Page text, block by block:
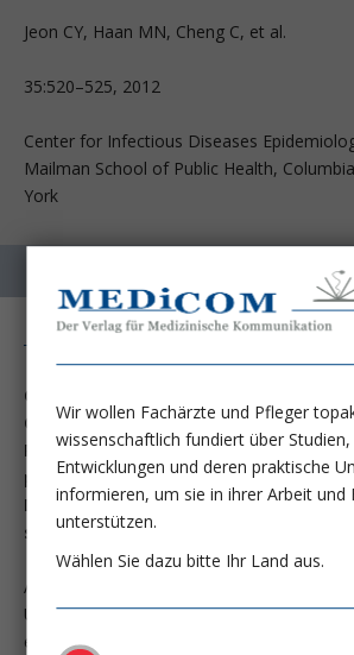
Jeon CY, Haan MN,
Diabetes
35:520–525, 2012
Center for Infectious Diseases
Mailman School of Public Health,
York
Christie Jeon und Mitarbeiter (Diabetes
Columbia University haben vor
Personen mit einem positiven
pylori ein 2.7-fach erhöhtes Risiko
Diabetes zu entwickeln im
seronegativ sind.
Aus diesem Befund leiteten sie weiter
Überlegung ab, man könnte eine
einer Antibiotikatherapie erwägen. In
Wir wollen Fachärzte und Pfleger
wissenschaftlich fundiert über
Entwicklungen und deren praktische
informieren, um sie in ihrer Arbeit und
unterstützen.
Wählen Sie dazu bitte Ihr Land aus.